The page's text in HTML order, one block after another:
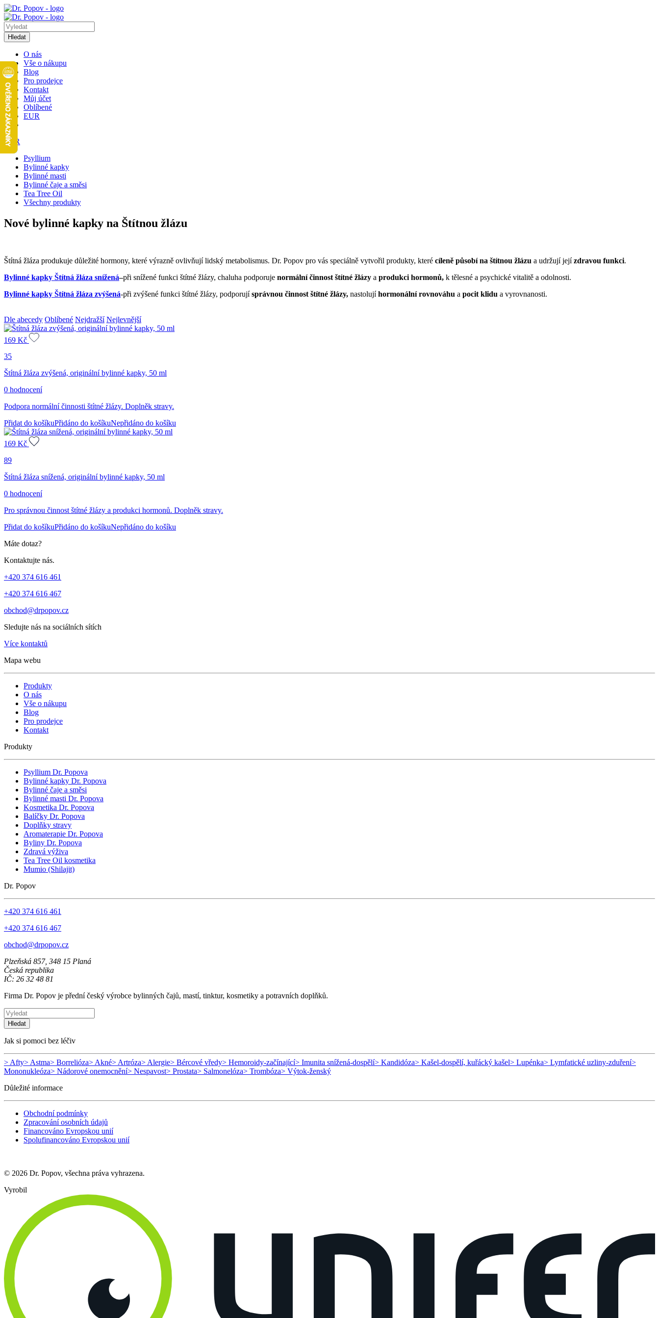
Hledat
O nás
Vše o nákupu
Blog
Pro prodejce
Kontakt
Můj účet
Oblíbené
EUR
EUR
Psyllium
Bylinné kapky
Bylinné masti
Bylinné čaje a směsi
Tea Tree Oil
Všechny produkty
Nové bylinné kapky na Štítnou žlázu
Štítná žláza produkuje důležité hormony, které výrazně ovlivňují lidský metabolismus. Dr. Popov pro vás speciálně vytvořil produkty, které cíleně působí na štítnou žlázu a udržují jejízdravou funkci.
Bylinné kapky Štítná žláza snížená–při snížené funkci štítné žlázy, chaluha podporuje normální činnost štítné žlázy a produkci hormonů, k tělesné a psychické vitalitě a odolnosti.
Bylinné kapky Štítná žláza zvýšená-při zvýšené funkci štítné žlázy, podporujísprávnou činnost štítné žlázy, nastolujíhormonální rovnováhu a pocit klidu a vyrovnanosti.
Dle abecedy Oblíbené Nejdražší Nejlevnější
169 Kč
35
Štítná žláza zvýšená, originální bylinné kapky, 50 ml
0 hodnocení
Podpora normální činnosti štítné žlázy. Doplněk stravy.
Přidat do košíkuPřidáno do košíkuNepřidáno do košíku
169 Kč
89
Štítná žláza snížená, originální bylinné kapky, 50 ml
0 hodnocení
Pro správnou činnost štítné žlázy a produkci hormonů. Doplněk stravy.
Přidat do košíkuPřidáno do košíkuNepřidáno do košíku
Máte dotaz?
Kontaktujte nás.
+420 374 616 461
+420 374 616 467
obchod@drpopov.cz
Sledujte nás na sociálních sítích
Více kontaktů
Mapa webu
Produkty
O nás
Vše o nákupu
Blog
Pro prodejce
Kontakt
Produkty
Psyllium Dr. Popova
Bylinné kapky Dr. Popova
Bylinné čaje a směsi
Bylinné masti Dr. Popova
Kosmetika Dr. Popova
Balíčky Dr. Popova
Doplňky stravy
Aromaterapie Dr. Popova
Byliny Dr. Popova
Zdravá výživa
Tea Tree Oil kosmetika
Mumio (Shilajit)
Dr. Popov
+420 374 616 461
+420 374 616 467
obchod@drpopov.cz
Plzeňská 857, 348 15 Planá
Česká republika
IČ: 26 32 48 81
Firma Dr. Popov je přední český výrobce bylinných čajů, mastí, tinktur, kosmetiky a potravních doplňků.
Hledat
Jak si pomoci bez léčiv
> Afty> Astma> Borrelióza> Akné> Artróza> Alergie> Bércové vředy> Hemoroidy-začínající> Imunita snížená-dospělí> Kandidóza> Kašel-dospělí, kuřácký kašel> Lupénka> Lymfatické uzliny-zduření>
Mononukleóza> Nádorové onemocnění> Nespavost> Prostata> Salmonelóza> Trombóza> Výtok-ženský
Důležité informace
Obchodní podmínky
Zpracování osobních údajů
Financováno Evropskou unií
Spolufinancováno Evropskou unií
© 2026 Dr. Popov, všechna práva vyhrazena.
Vyrobil